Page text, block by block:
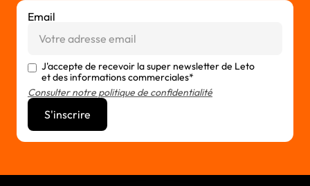
Email
J'accepte de recevoir la super newsletter de Leto
et des informations commerciales*
Consulter notre politique de confidentialité